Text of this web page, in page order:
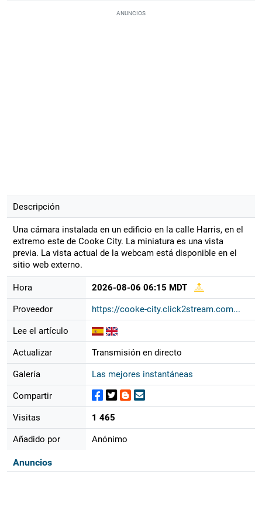
ANUNCIOS
Descripción
Una cámara instalada en un edificio en la calle Harris, en el
extremo este de Cooke City. La miniatura es una vista
previa. La vista actual de la webcam está disponible en el
sitio web externo.
Hora 2026-08-06 06:15 MDT
Proveedor https://cooke-city.click2stream.com...
Lee el artículo
Actualizar Transmisión en directo
Galería Las mejores instantáneas
Compartir
Visitas 1 465
Añadido por Anónimo
Anuncios